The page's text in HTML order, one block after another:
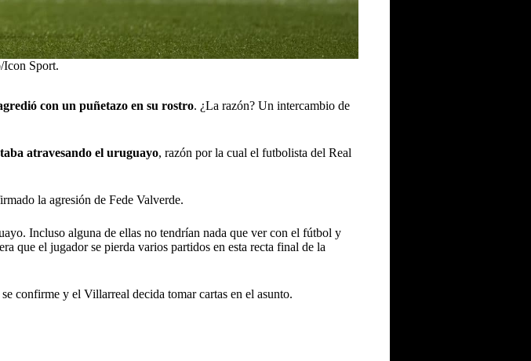
Icon Sport.
con un puñetazo en su rostro. ¿La razón? Un intercambio de
atravesando el uruguayo, razón por la cual el futbolista del Real
la agresión de Fede Valverde.
Incluso alguna de ellas no tendrían nada que ver con el fútbol y
que el jugador se pierda varios partidos en esta recta final de la
confirme y el Villarreal decida tomar cartas en el asunto.